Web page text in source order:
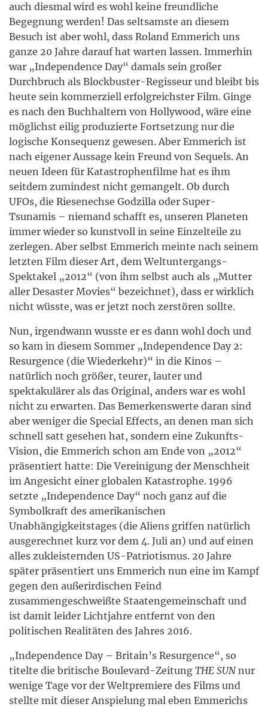
auch diesmal wird es wohl keine freundliche
Begegnung werden! Das seltsamste an diesem
Besuch ist aber wohl, dass Roland Emmerich uns
ganze 20 Jahre darauf hat warten lassen. Immerhin
war „Independence Day“ damals sein großer
Durchbruch als Blockbuster-Regisseur und bleibt bis
heute sein kommerziell erfolgreichster Film. Ginge
es nach den Buchhaltern von Hollywood, wäre eine
möglichst eilig produzierte Fortsetzung nur die
logische Konsequenz gewesen. Aber Emmerich ist
nach eigener Aussage kein Freund von Sequels. An
neuen Ideen für Katastrophenfilme hat es ihm
seitdem zumindest nicht gemangelt. Ob durch
UFOs, die Riesenechse Godzilla oder Super-
Tsunamis – niemand schafft es, unseren Planeten
immer wieder so kunstvoll in seine Einzelteile zu
zerlegen. Aber selbst Emmerich meinte nach seinem
letzten Film dieser Art, dem Weltuntergangs-
Spektakel „2012“ (von ihm selbst auch als „Mutter
aller Desaster Movies“ bezeichnet), dass er wirklich
nicht wüsste, was er jetzt noch zerstören sollte.
Nun, irgendwann wusste er es dann wohl doch und
so kam in diesem Sommer „Independence Day 2:
Resurgence (die Wiederkehr)“ in die Kinos –
natürlich noch größer, teurer, lauter und
spektakulärer als das Original, anders war es wohl
nicht zu erwarten. Das Bemerkenswerte daran sind
aber weniger die Special Effects, an denen man sich
schnell satt gesehen hat, sondern eine Zukunfts-
Vision, die Emmerich schon am Ende von „2012“
präsentiert hatte: Die Vereinigung der Menschheit
im Angesicht einer globalen Katastrophe. 1996
setzte „Independence Day“ noch ganz auf die
Symbolkraft des amerikanischen
Unabhängigkeitstages (die Aliens griffen natürlich
ausgerechnet kurz vor dem 4. Juli an) und auf einen
alles zukleisternden US-Patriotismus. 20 Jahre
später präsentiert uns Emmerich nun eine im Kampf
gegen den außerirdischen Feind
zusammengeschweißte Staatengemeinschaft und
ist damit leider Lichtjahre entfernt von den
politischen Realitäten des Jahres 2016.
„Independence Day – Britain’s Resurgence“, so
titelte die britische Boulevard-Zeitung THE SUNnur
wenige Tage vor der Weltpremiere des Films und
stellte mit dieser Anspielung mal eben Emmerichs